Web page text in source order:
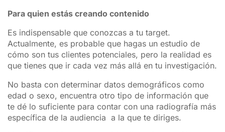
Para quien estás creando contenido
Es indispensable que conozcas a tu target.
Actualmente, es probable que hagas un estudio de
cómo son tus clientes potenciales, pero la realidad es
que tienes que ir cada vez más allá en tu investigación.
No basta con determinar datos demográficos como
edad o sexo, encuentra otro tipo de información que
te dé lo suficiente para contar con una radiografía más
específica de la audiencia a la que te diriges.